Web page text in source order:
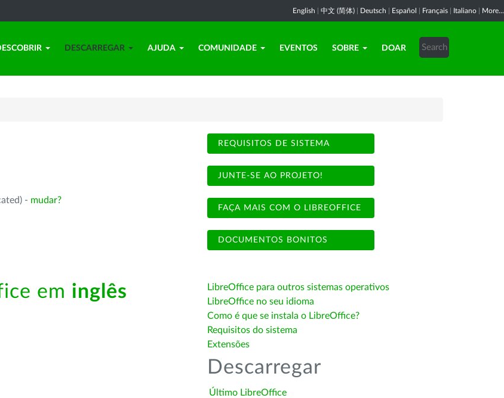
English 中文 (简体) Deutsch Español Français Italiano More...
DESCARREGAR AJUDA COMUNIDADE EVENTOS SOBRE DOAR
- mudar?
em inglês
REQUISITOS DE SISTEMA
JUNTE-SE AO PROJETO!
FAÇA MAIS COM O LIBREOFFICE
DOCUMENTOS BONITOS
LibreOffice para outros sistemas operativos
LibreOffice no seu idioma
Como é que se instala o LibreOffice?
Requisitos do sistema
Extensões
Descarregar
Último LibreOffice